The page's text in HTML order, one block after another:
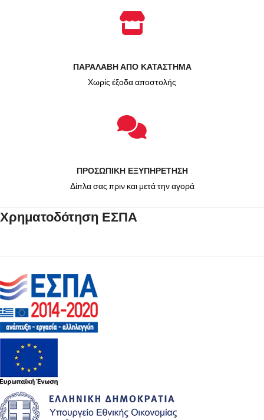
ΠΑΡΑΛΑΒΗ ΑΠΟ ΚΑΤΑΣΤΗΜΑ
Χωρίς έξοδα αποστολής
ΠΡΟΣΩΠΙΚΗ ΕΞΥΠΗΡΕΤΗΣΗ
Δίπλα σας πριν και μετά την αγορά
Χρηματοδότηση ΕΣΠΑ